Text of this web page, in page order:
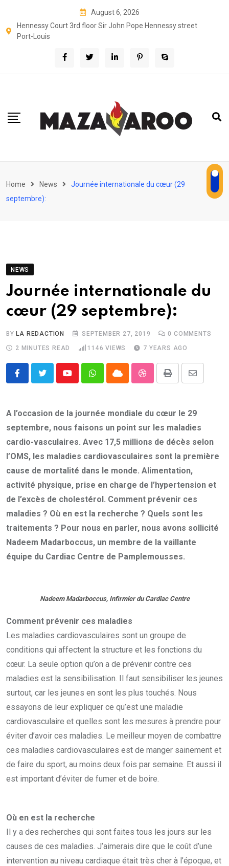
content
August 6, 2026
Hennessy Court 3rd floor Sir John Pope Hennessy street
Port-Louis
Home News
Journée internationale du cœur (29
septembre):
NEWS
Journée internationale du
cœur (29 septembre):
BYLA REDACTION SEPTEMBER 27, 2019 0 COMMENTS
2 MINUTES READ
1146 VIEWS 7 YEARS AGO
YoutubeWhatsappCloud StumbleUpon
Print
Share
Email
A l’occasion de la journée mondiale du cœur le 29
septembre, nous faisons un point sur les maladies
cardio-vasculaires. Avec 17,5 millions de décès selon
l’OMS, les maladies cardiovasculaires sont la première
cause de mortalité dans le monde. Alimentation,
activité physique, prise en charge de l’hypertension et
de l’excès de cholestérol. Comment prévenir ces
maladies ? Où en est la recherche ? Quels sont les
traitements ? Pour nous en parler, nous avons sollicité
Nadeem Madarboccus, un membre de la vaillante
équipe du Cardiac Centre de Pamplemousses.
Nadeem Madarboccus, Infirmier du Cardiac Centre
Comment prévenir ces maladies
Les maladies cardiovasculaires sont un groupe de
conditions qui affectent la structure et les fonctions du
cœur. La seule option qu’on a de prévenir contre ces
maladies est la sensibilisation. Il faut sensibiliser les jeunes
surtout, car les jeunes en sont les plus touchés. Nous
essayons de leur expliquer ce qu’est une maladie
cardiovasculaire et quelles sont les mesures à prendre pour
éviter d’avoir ces maladies. Le meilleur moyen de combattre
ces maladies cardiovasculaires est de manger sainement et
de faire du sport, au moins deux fois par semaine. Et aussi il
est important d’éviter de fumer et de boire.
Où en est la recherche
Il y a des recherches qui sont faites tous les jours sur les
causes de ces maladies. J’aimerais dire que le coût d’une
intervention au niveau cardiaque était très cher à l’époque, et